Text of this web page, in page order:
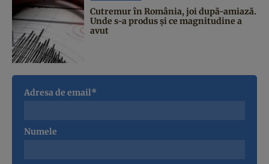
Cutremur în România, joi după-amiază.
Unde s-a produs și ce magnitudine a
avut
Adresa de email*
Numele